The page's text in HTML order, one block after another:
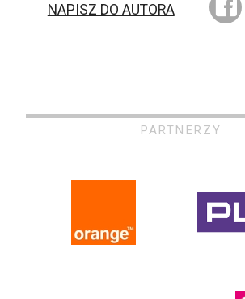
NAPISZ DO AUTORA
PARTNERZY